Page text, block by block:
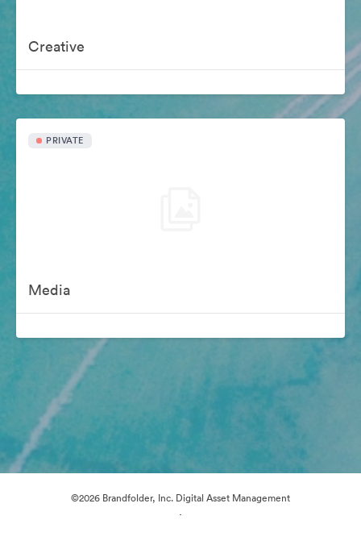
Creative
PRIVATE
Media
©2026 Brandfolder, Inc. Digital Asset Management
·